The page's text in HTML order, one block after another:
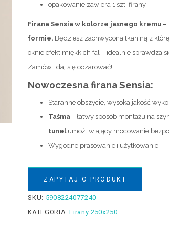
opakowanie zawiera 1 szt. firany
Firana Sensia w kolorze jasnego kremu
formie. Będziesz zachwycona tkaniną z
oknie efekt miękkich fal – idealnie sprawdza
Zamów i daj się oczarować!
Nowoczesna firana Sensia:
Staranne obszycie, wysoka jakość
Taśma – łatwy sposób montażu na
tunelumożliwiający mocowanie
Wygodne prasowanie i użytkowanie
ZAPYTAJ O PRODUKT
SKU: 5908224077240
KATEGORIA:Firany 250x250